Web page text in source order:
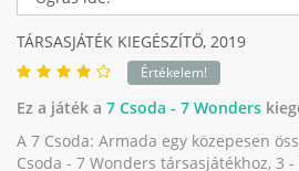
TÁRSASJÁTÉK KIEGÉSZÍTŐ, 2019
Értékelem!
Ez a játék a 7 Csoda - 7 Wonders
A 7 Csoda: Armada egy közepesen
Csoda - 7 Wonders társasjátékhoz, 3